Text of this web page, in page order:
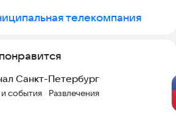
телекомпания
Санкт-Петербург
события · Развлечения